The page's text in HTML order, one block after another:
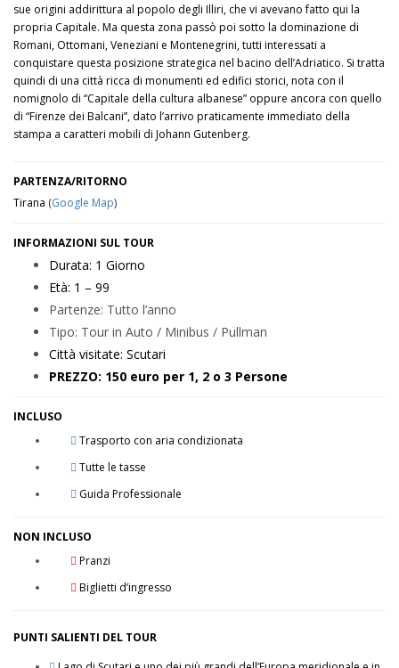
sue origini addirittura al popolo degli Illiri, che vi avevano fatto qui la
propria Capitale. Ma questa zona passò poi sotto la dominazione di
Romani, Ottomani, Veneziani e Montenegrini, tutti interessati a
conquistare questa posizione strategica nel bacino dell’Adriatico. Si tratta
quindi di una città ricca di monumenti ed edifici storici, nota con il
nomignolo di “Capitale della cultura albanese” oppure ancora con quello
di “Firenze dei Balcani”, dato l’arrivo praticamente immediato della
stampa a caratteri mobili di Johann Gutenberg.
PARTENZA/RITORNO
Tirana (Google Map)
INFORMAZIONI SUL TOUR
Durata: 1 Giorno
Età: 1 – 99
Partenze: Tutto l’anno
Tipo: Tour in Auto / Minibus / Pullman
Città visitate: Scutari
PREZZO: 150 euro per 1, 2 o 3 Persone
INCLUSO
Trasporto con aria condizionata
Tutte le tasse
Guida Professionale
NON INCLUSO
Pranzi
Biglietti d’ingresso
PUNTI SALIENTI DEL TOUR